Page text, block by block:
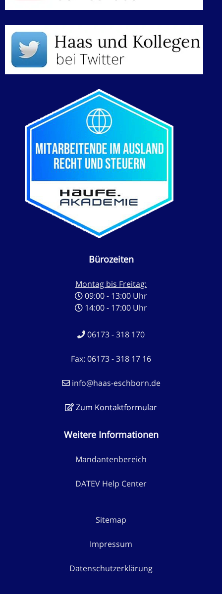
Bürozeiten
Montag bis Freitag:
09:00 - 13:00 Uhr
14:00 - 17:00 Uhr
06173 - 318 170
Fax: 06173 - 318 17 16
info@haas-eschborn.de
Zum Kontaktformular
Weitere Informationen
Mandantenbereich
DATEV Help Center
Sitemap
Impressum
Datenschutzerklärung